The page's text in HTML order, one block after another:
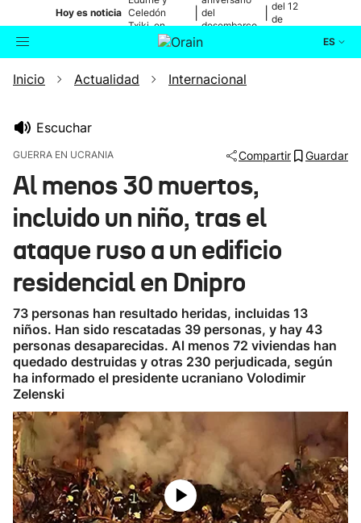
Hoy es noticia Celedón
Txiki, en
directo
del
desembarco
de Elkano
del 12
de
ES
Buscador Actualidad
Ikusmiran
Eguraldia
Inicio Actualidad Internacional
Escuchar
GUERRA EN UCRANIA Compartir Guardar
Al menos 30 muertos,
incluido un niño, tras el
ataque ruso a un edificio
residencial en Dnipro
73 personas han resultado heridas, incluidas 13
niños. Han sido rescatadas 39 personas, y hay 43
personas desaparecidas. Al menos 72 viviendas han
quedado destruidas y otras 230 perjudicada, según
ha informado el presidente ucraniano Volodimir
Zelenski